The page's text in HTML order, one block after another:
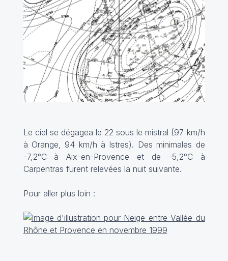
Le ciel se dégagea le 22 sous le mistral (97 km/h
à Orange, 94 km/h à Istres). Des minimales de
-7,2°C à Aix-en-Provence et de -5,2°C à
Carpentras furent relevées la nuit suivante.
Pour aller plus loin :